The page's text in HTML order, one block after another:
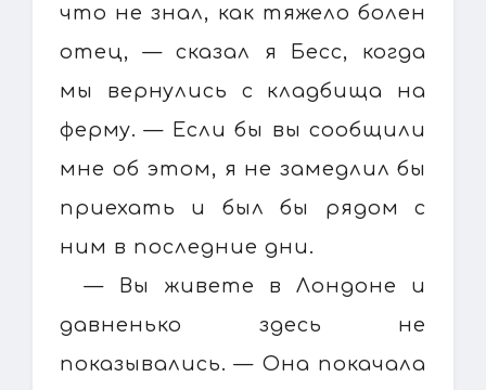
что не знал, как тяжело болен
отец, — сказал я Бесс, когда
мы вернулись с кладбища на
ферму. — Если бы вы сообщили
мне об этом, я не замедлил бы
приехать и был бы рядом с
ним в последние дни.
— Вы живете в Лондоне и
давненько здесь не
показывались. — Она покачала